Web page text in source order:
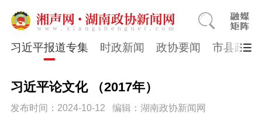
习近平报道专集 时政新闻 政协要闻 市县政协
习近平论文化 （2017年）
发布时间：2024-10-12 编辑：湖南政协新闻网